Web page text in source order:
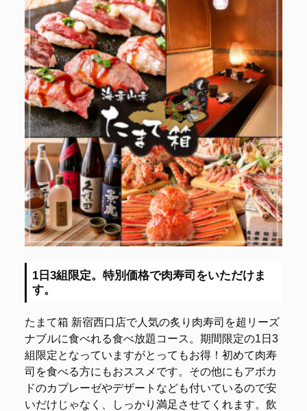
1日3組限定。特別価格で肉寿司をいただけま
す。
たまて箱 新宿西口店で人気の炙り肉寿司を超リーズ
ナブルに食べれる食べ放題コース。期間限定の1日3
組限定となっていますがとってもお得！初めて肉寿
司を食べる方にもおススメです。その他にもアボカ
ドのカプレーゼやデザートなども付いているので安
いだけじゃなく、しっかり満足させてくれます。飲